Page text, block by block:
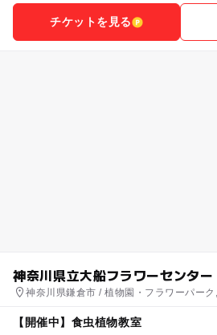
チケットを見る
神奈川県立大船フラワーセンター
神奈川県鎌倉市 / 植物園・フラワーパーク
【開催中】食虫植物教室